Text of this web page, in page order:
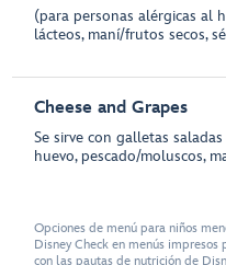
(para personas alérgicas al
lácteos, maní/frutos secos,
Cheese and Grapes
Se sirve con galletas
huevo, pescado/moluscos,
Opciones de menú para niños
Disney Check en menús
con las pautas de nutrición de